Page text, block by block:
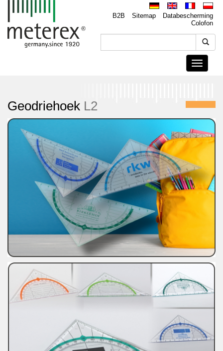
B2B Sitemap
Databescherming
Colofon
Toggle
Geodriehoek L2